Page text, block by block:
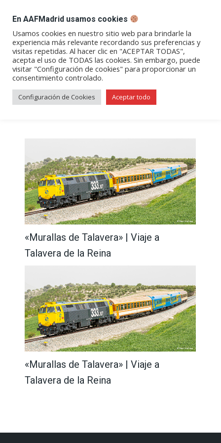
Abrir
enlace
en
una
ventana/pestaña
Abrir
enlace
en
una
ventana/pestaña
Abrir
enlace
en
una
ventana/pestaña
Abrir
enlace
en
una
Abrir
enlace
en
una
Archivos de etiqueta:tren
murallas de talavera
«Murallas de Talavera» | Viaje a
Talavera de la Reina
«Murallas de Talavera» | Viaje a
Talavera de la Reina
En AAFMadrid usamos cookies
Usamos cookies en nuestro sitio web para brindarle la
experiencia más relevante recordando sus preferencias y
visitas repetidas. Al hacer clic en "ACEPTAR TODAS",
acepta el uso de TODAS las cookies. Sin embargo, puede
visitar "Configuración de cookies" para proporcionar un
consentimiento controlado.
Configuración de Cookies Aceptar todo